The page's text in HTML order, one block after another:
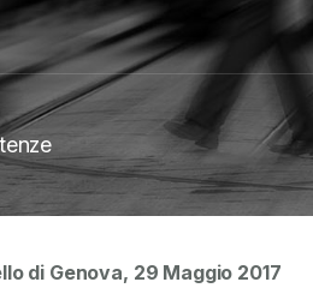
di Genova, 29 Maggio 2017